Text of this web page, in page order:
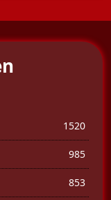
1520
985
853